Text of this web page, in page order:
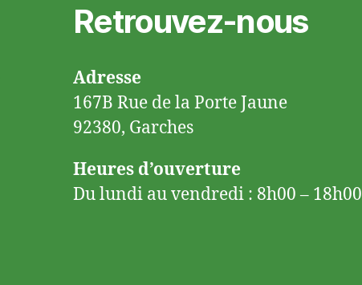
Retrouvez-nous
Adresse
167B Rue de la Porte Jaune
92380, Garches
Heures d’ouverture
Du lundi au vendredi : 8h00 – 18h00